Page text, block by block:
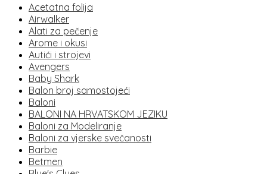
Acetatna folija
Airwalker
Alati za pečenje
Arome i okusi
Autići i strojevi
Avengers
Baby Shark
Balon broj samostojeći
Baloni
BALONI NA HRVATSKOM JEZIKU
Baloni za Modeliranje
Baloni za vjerske svečanosti
Barbie
Betmen